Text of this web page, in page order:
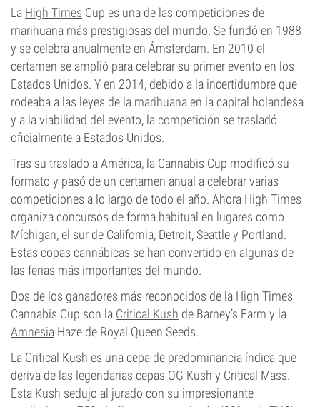
La High Times Cup es una de las competiciones de
marihuana más prestigiosas del mundo. Se fundó en 1988
y se celebra anualmente en Ámsterdam. En 2010 el
certamen se amplió para celebrar su primer evento en los
Estados Unidos. Y en 2014, debido a la incertidumbre que
rodeaba a las leyes de la marihuana en la capital holandesa
y a la viabilidad del evento, la competición se trasladó
oficialmente a Estados Unidos.
Tras su traslado a América, la Cannabis Cup modificó su
formato y pasó de un certamen anual a celebrar varias
competiciones a lo largo de todo el año. Ahora High Times
organiza concursos de forma habitual en lugares como
Míchigan, el sur de California, Detroit, Seattle y Portland.
Estas copas cannábicas se han convertido en algunas de
las ferias más importantes del mundo.
Dos de los ganadores más reconocidos de la High Times
Cannabis Cup son la Critical Kush de Barney’s Farm y la
Amnesia Haze de Royal Queen Seeds.
La Critical Kush es una cepa de predominancia índica que
deriva de las legendarias cepas OG Kush y Critical Mass.
Esta Kush sedujo al jurado con su impresionante